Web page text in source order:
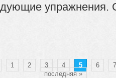
упражнения.
1 2 3 4 5 6
7
последняя »